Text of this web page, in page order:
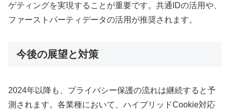
ゲティングを実現することが重要です。共通IDの活用や、
ファーストパーティデータの活用が推奨されます。
今後の展望と対策
2024年以降も、プライバシー保護の流れは継続すると予
測されます。各業種において、ハイブリッドCookie対応